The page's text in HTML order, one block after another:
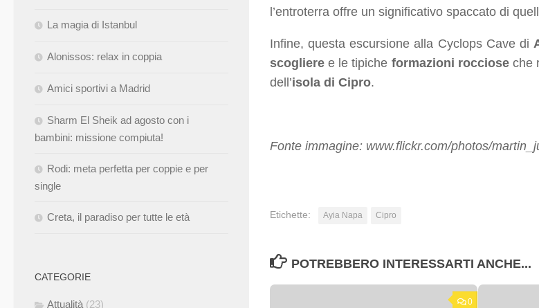
l’entroterra offre un significativo spaccato di
Infine, questa escursione alla Cyclops Cave di
scogliere e le tipiche formazioni roccioseche
dell’isola di Cipro.
Fonte immagine: www.flickr.com/photos/
Etichette: Ayia Napa Cipro
POTREBBERO INTERESSARTI ANCHE...
0
La magia di Istanbul
Alonissos: relax in coppia
Amici sportivi a Madrid
Sharm El Sheik ad agosto con i
bambini: missione compiuta!
Rodi: meta perfetta per coppie e per
single
Creta, il paradiso per tutte le età
CATEGORIE
Attualità (23)